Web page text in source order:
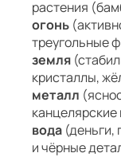
растения
огонь
треугольные
земля
кристаллы,
металл
вода (деньги,
и чёрные